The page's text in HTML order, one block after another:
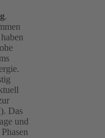
.
Das
und